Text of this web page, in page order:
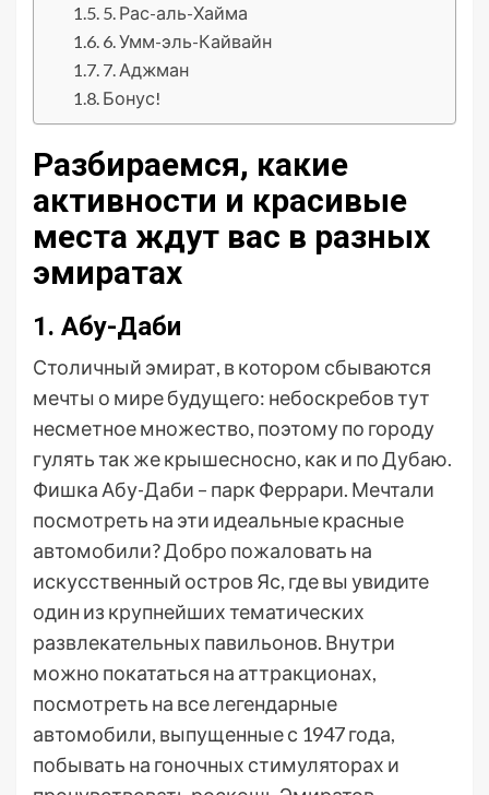
5. Рас-аль-Хайма
6. Умм-эль-Кайвайн
7. Аджман
Бонус!
Разбираемся, какие
активности и красивые
места ждут вас в разных
эмиратах
1. Абу-Даби
Столичный эмират, в котором сбываются
мечты о мире будущего: небоскребов тут
несметное множество, поэтому по городу
гулять так же крышесносно, как и по Дубаю.
Фишка Абу-Даби – парк Феррари. Мечтали
посмотреть на эти идеальные красные
автомобили? Добро пожаловать на
искусственный остров Яс, где вы увидите
один из крупнейших тематических
развлекательных павильонов. Внутри
можно покататься на аттракционах,
посмотреть на все легендарные
автомобили, выпущенные с 1947 года,
побывать на гоночных стимуляторах и